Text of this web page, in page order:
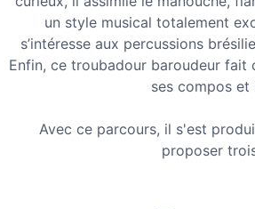
un style musical totalement
s’intéresse aux percussions
Enfin, ce troubadour baroudeur fait
ses compos et
Avec ce parcours, il s'est
proposer